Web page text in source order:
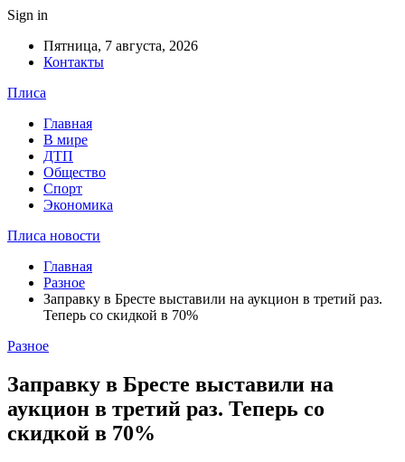
Sign in
Пятница, 7 августа, 2026
Контакты
Плиса
Главная
В мире
ДТП
Общество
Спорт
Экономика
Плиса новости
Главная
Разное
Заправку в Бресте выставили на аукцион в третий раз.
Теперь со скидкой в 70%
Разное
Заправку в Бресте выставили на
аукцион в третий раз. Теперь со
скидкой в 70%